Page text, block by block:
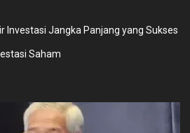
Investasi Jangka Panjang yang Sukses
Saham